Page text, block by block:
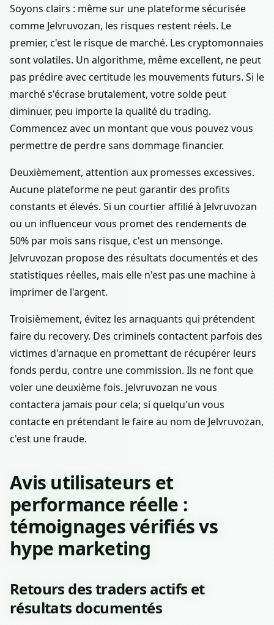
Soyons clairs : même sur une plateforme sécurisée
comme Jelvruvozan, les risques restent réels. Le
premier, c'est le risque de marché. Les cryptomonnaies
sont volatiles. Un algorithme, même excellent, ne peut
pas prédire avec certitude les mouvements futurs. Si le
marché s'écrase brutalement, votre solde peut
diminuer, peu importe la qualité du trading.
Commencez avec un montant que vous pouvez vous
permettre de perdre sans dommage financier.
Deuxièmement, attention aux promesses excessives.
Aucune plateforme ne peut garantir des profits
constants et élevés. Si un courtier affilié à Jelvruvozan
ou un influenceur vous promet des rendements de
50% par mois sans risque, c'est un mensonge.
Jelvruvozan propose des résultats documentés et des
statistiques réelles, mais elle n'est pas une machine à
imprimer de l'argent.
Troisièmement, évitez les arnaquants qui prétendent
faire du recovery. Des criminels contactent parfois des
victimes d'arnaque en promettant de récupérer leurs
fonds perdu, contre une commission. Ils ne font que
voler une deuxième fois. Jelvruvozan ne vous
contactera jamais pour cela; si quelqu'un vous
contacte en prétendant le faire au nom de Jelvruvozan,
c'est une fraude.
Avis utilisateurs et
performance réelle :
témoignages vérifiés vs
hype marketing
Retours des traders actifs et
résultats documentés